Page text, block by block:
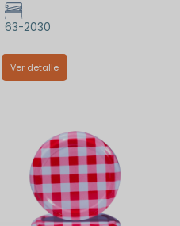
63-2030
Ver detalle